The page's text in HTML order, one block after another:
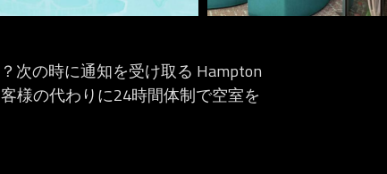
次の時に通知を受け取る Hampton
様の代わりに24時間体制で空室を